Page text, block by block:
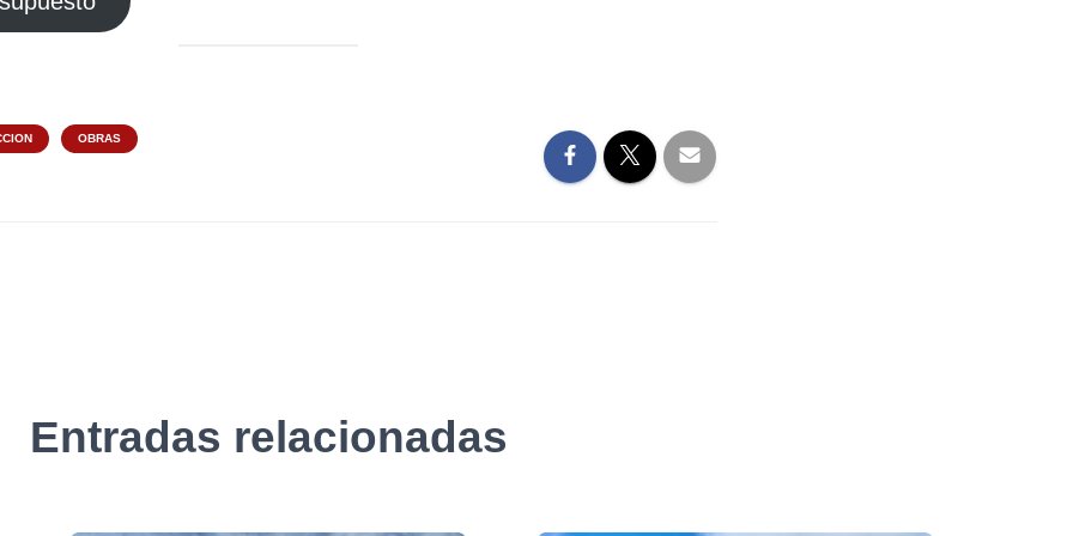
OBRAS
Entradas relacionadas